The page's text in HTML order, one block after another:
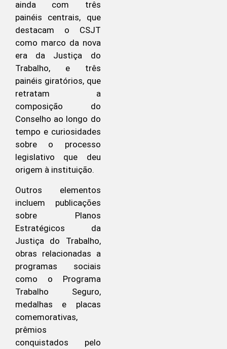
ainda com três
painéis centrais, que
destacam o CSJT
como marco da nova
era da Justiça do
Trabalho, e três
painéis giratórios, que
retratam a
composição do
Conselho ao longo do
tempo e curiosidades
sobre o processo
legislativo que deu
origem à instituição.
Outros elementos
incluem publicações
sobre Planos
Estratégicos da
Justiça do Trabalho,
obras relacionadas a
programas sociais
como o Programa
Trabalho Seguro,
medalhas e placas
comemorativas,
prêmios
conquistados pelo